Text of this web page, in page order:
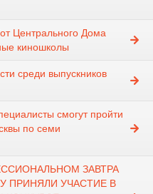
Центрального Дома
киношколы
среди выпускников
смогут пройти
по семи
ЗАВТРА
ПРИНЯЛИ УЧАСТИЕ В